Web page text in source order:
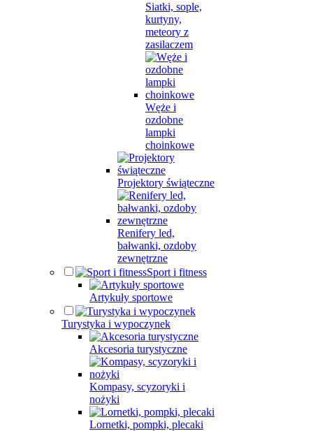
Siatki, sople,
kurtyny,
meteory z
zasilaczem
Węże i
ozdobne
lampki
choinkowe
Projektory świąteczne
Renifery led,
bałwanki, ozdoby
zewnętrzne
Sport i fitness
Artykuły sportowe
Turystyka i wypoczynek
Akcesoria turystyczne
Kompasy, scyzoryki i
nożyki
Lornetki, pompki, plecaki